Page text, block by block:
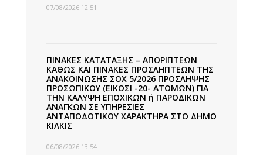
07/08/2026 12:51
ΠΙΝΑΚΕΣ ΚΑΤΑΤΑΞΗΣ – ΑΠΟΡΙΠΤΕΩΝ
ΚΑΘΩΣ ΚΑΙ ΠΙΝΑΚΕΣ ΠΡΟΣΛΗΠΤΕΩΝ ΤΗΣ
ΑΝΑΚΟΙΝΩΣΗΣ ΣΟΧ 5/2026 ΠΡΟΣΛΗΨΗΣ
ΠΡΟΣΩΠΙΚΟΥ (ΕΙΚΟΣΙ -20- ΑΤΟΜΩΝ) ΓΙΑ
ΤΗΝ ΚΑΛΥΨΗ ΕΠΟΧΙΚΩΝ ή ΠΑΡΟΔΙΚΩΝ
ΑΝΑΓΚΩΝ ΣΕ ΥΠΗΡΕΣΙΕΣ
ΑΝΤΑΠΟΔΟΤΙΚΟΥ ΧΑΡΑΚΤΗΡΑ ΣΤΟ ΔΗΜΟ
ΚΙΛΚΙΣ
06/08/2026 13:54